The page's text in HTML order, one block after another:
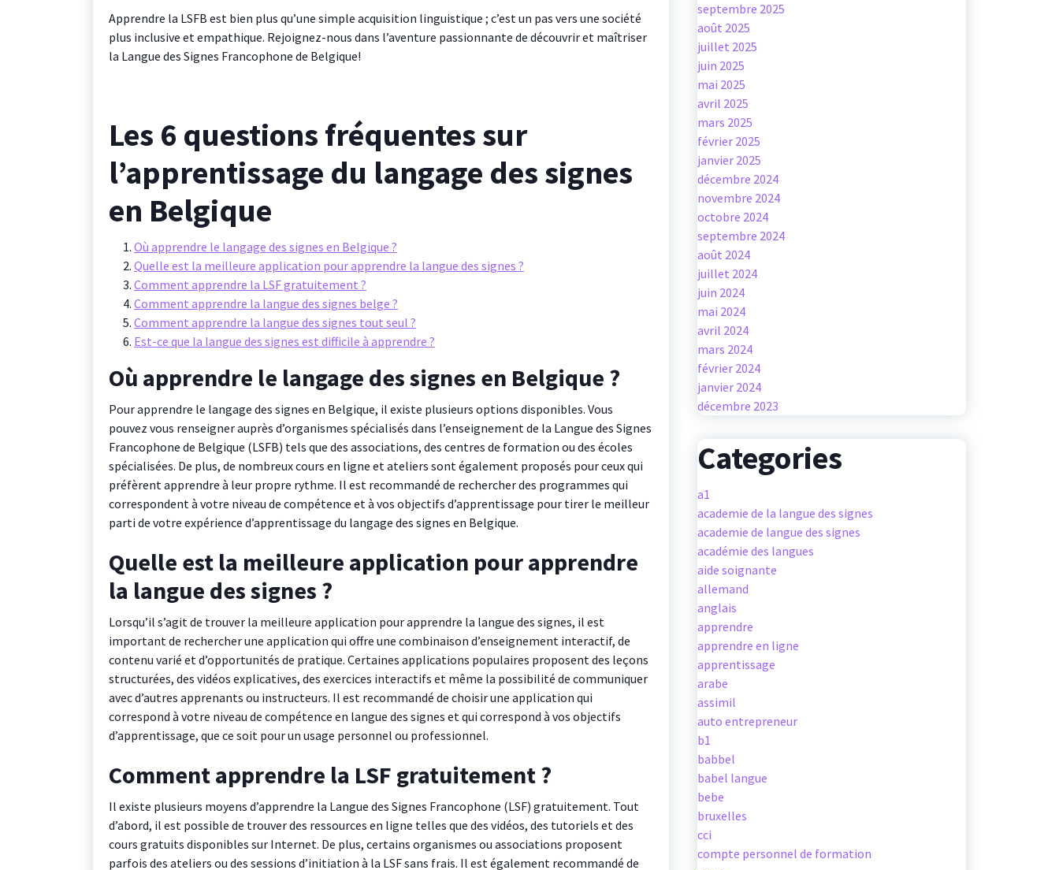
Apprendre la LSFB est bien plus qu’une simple acquisition linguistique ; c’est un pas vers une société
plus inclusive et empathique. Rejoignez-nous dans l’aventure passionnante de découvrir et maîtriser
la Langue des Signes Francophone de Belgique!
Les 6 questions fréquentes sur
l’apprentissage du langage des signes
en Belgique
Où apprendre le langage des signes en Belgique ?
Quelle est la meilleure application pour apprendre la langue des signes ?
Comment apprendre la LSF gratuitement ?
Comment apprendre la langue des signes belge ?
Comment apprendre la langue des signes tout seul ?
Est-ce que la langue des signes est difficile à apprendre ?
Où apprendre le langage des signes en Belgique ?
Pour apprendre le langage des signes en Belgique, il existe plusieurs options disponibles. Vous
pouvez vous renseigner auprès d’organismes spécialisés dans l’enseignement de la Langue des Signes
Francophone de Belgique (LSFB) tels que des associations, des centres de formation ou des écoles
spécialisées. De plus, de nombreux cours en ligne et ateliers sont également proposés pour ceux qui
préfèrent apprendre à leur propre rythme. Il est recommandé de rechercher des programmes qui
correspondent à votre niveau de compétence et à vos objectifs d’apprentissage pour tirer le meilleur
parti de votre expérience d’apprentissage du langage des signes en Belgique.
Quelle est la meilleure application pour apprendre
la langue des signes ?
Lorsqu’il s’agit de trouver la meilleure application pour apprendre la langue des signes, il est
important de rechercher une application qui offre une combinaison d’enseignement interactif, de
contenu varié et d’opportunités de pratique. Certaines applications populaires proposent des leçons
structurées, des vidéos explicatives, des exercices interactifs et même la possibilité de communiquer
avec d’autres apprenants ou instructeurs. Il est recommandé de choisir une application qui
correspond à votre niveau de compétence en langue des signes et qui correspond à vos objectifs
d’apprentissage, que ce soit pour un usage personnel ou professionnel.
Comment apprendre la LSF gratuitement ?
Il existe plusieurs moyens d’apprendre la Langue des Signes Francophone (LSF) gratuitement. Tout
d’abord, il est possible de trouver des ressources en ligne telles que des vidéos, des tutoriels et des
cours gratuits disponibles sur Internet. De plus, certains organismes ou associations proposent
parfois des ateliers ou des sessions d’initiation à la LSF sans frais. Il est également recommandé de
septembre 2025
août 2025
juillet 2025
juin 2025
mai 2025
avril 2025
mars 2025
février 2025
janvier 2025
décembre 2024
novembre 2024
octobre 2024
septembre 2024
août 2024
juillet 2024
juin 2024
mai 2024
avril 2024
mars 2024
février 2024
janvier 2024
décembre 2023
Categories
a1
academie de la langue des signes
academie de langue des signes
académie des langues
aide soignante
allemand
anglais
apprendre
apprendre en ligne
apprentissage
arabe
assimil
auto entrepreneur
b1
babbel
babel langue
bebe
bruxelles
cci
compte personnel de formation